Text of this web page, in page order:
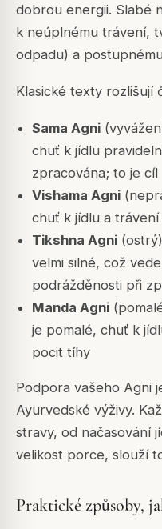
dobrou energii. Slabé
k neúplnému trávení,
odpadu) a
Klasické texty rozlišují
Sama Agni
chuť k jídlu
zpracována; to je cíl
Vishama Agni
chuť k jídlu a
Tikshna Agni
velmi silné, což
podrážděnosti při
Manda Agni
je pomalé, chuť k
pocit tíhy
Podpora vašeho Agni
Ayurvedské výživy.
stravy, od načasování
velikost porce, slouží
Praktické způsoby,